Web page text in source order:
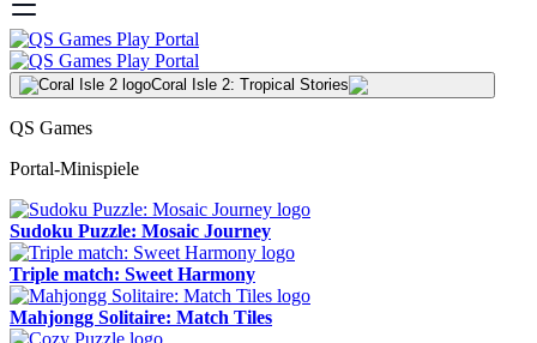
Coral Isle 2: Tropical Stories
QS Games
Portal-Minispiele
Sudoku Puzzle: Mosaic Journey
Triple match: Sweet Harmony
Mahjongg Solitaire: Match Tiles